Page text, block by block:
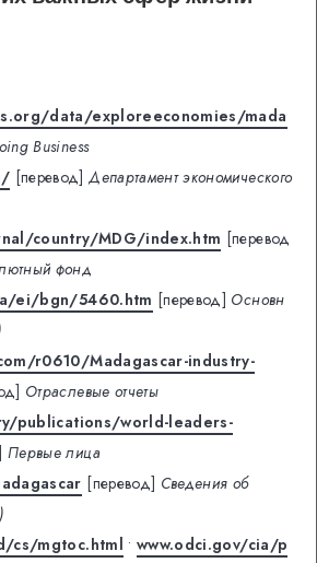
data/exploreeconomies/mada
Business
[перевод] Департамент экономического
country/MDG/index.htm [перевод
фонд
ei/bgn/5460.htm [перевод] Основн
r0610/Madagascar-industry-
Отраслевые отчеты
publications/world-leaders-
Первые лица
[перевод] Сведения об
cs/mgtoc.html • www.odci.gov/cia/p